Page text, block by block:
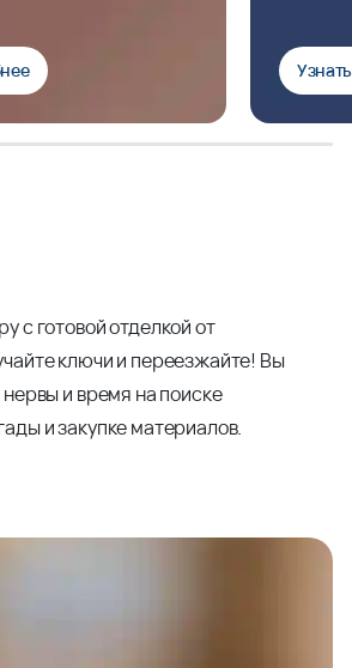
с готовой отделкой от
ключи и переезжайте! Вы
и время на поиске
и закупке материалов.